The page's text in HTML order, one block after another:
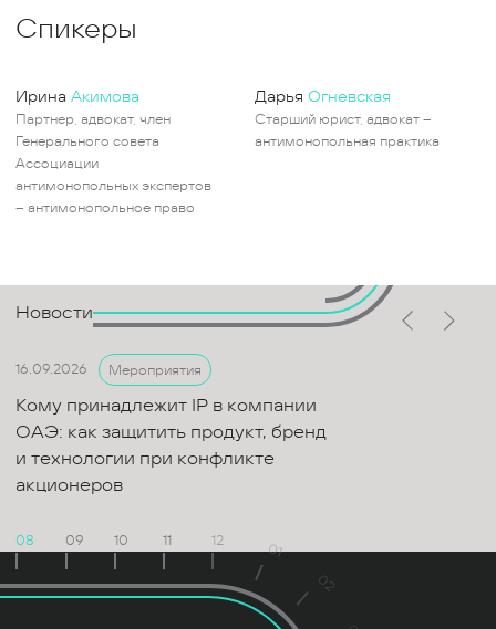
Спикеры
Ирина Акимова
Партнер, адвокат, член
Генерального совета
Ассоциации
антимонопольных экспертов
– антимонопольное право
Дарья Огневская
Старший юрист, адвокат –
антимонопольная практика
Новости
16.09.2026 Мероприятия
Кому принадлежит IP в компании
ОАЭ: как защитить продукт, бренд
и технологии при конфликте
акционеров
08 09 10 11 12 01
02